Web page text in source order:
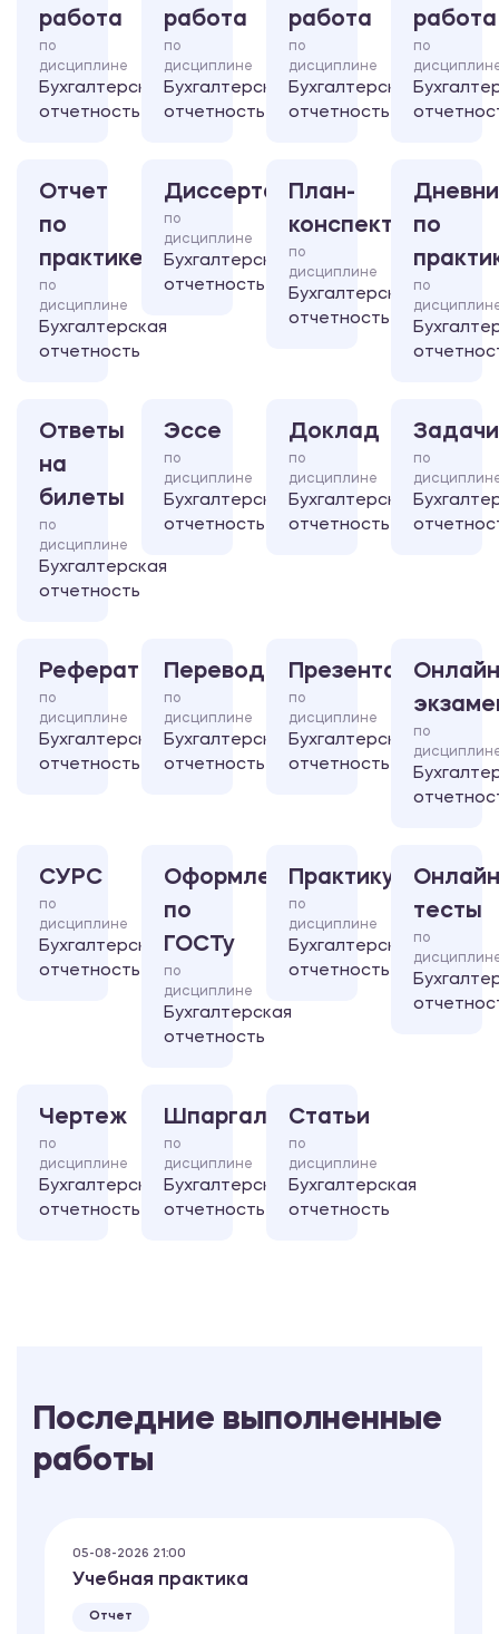
работа
по
дисциплине
Бухгалтерская
отчетность
работа
по
дисциплине
Бухгалтерская
отчетность
работа
по
дисциплине
Бухгалтерская
отчетность
работа
по
Отчет
по
практике
по
дисциплине
Бухгалтерская
отчетность
Диссертация
по
дисциплине
Бухгалтерская
отчетность
План-
конспект
по
дисциплине
Бухгалтерская
отчетность
по
по
Ответы
на
билеты
по
дисциплине
Бухгалтерская
отчетность
Эссе
по
дисциплине
Бухгалтерская
отчетность
Доклад
по
дисциплине
Бухгалтерская
отчетность
Задачи
по
Реферат
по
дисциплине
Бухгалтерская
отчетность
Перевод
по
дисциплине
Бухгалтерская
отчетность
Презентация
по
дисциплине
Бухгалтерская
отчетность
по
СУРС
по
дисциплине
Бухгалтерская
отчетность
Оформление
по
ГОСТу
по
дисциплине
Бухгалтерская
отчетность
Практикум
по
дисциплине
Бухгалтерская
отчетность
тесты
по
Чертеж
по
дисциплине
Бухгалтерская
отчетность
Шпаргалка
по
дисциплине
Бухгалтерская
отчетность
Статьи
по
дисциплине
Бухгалтерская
отчетность
Последние выполненные
работы
05-08-2026 21:00
Учебная практика
Отчет